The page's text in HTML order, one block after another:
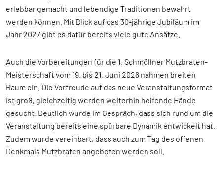
erlebbar gemacht und lebendige Traditionen bewahrt
werden können. Mit Blick auf das 30-jährige Jubiläum im
Jahr 2027 gibt es dafür bereits viele gute Ansätze.
Auch die Vorbereitungen für die 1. Schmöllner Mutzbraten-
Meisterschaft vom 19. bis 21. Juni 2026 nahmen breiten
Raum ein. Die Vorfreude auf das neue Veranstaltungsformat
ist groß, gleichzeitig werden weiterhin helfende Hände
gesucht. Deutlich wurde im Gespräch, dass sich rund um die
Veranstaltung bereits eine spürbare Dynamik entwickelt hat.
Zudem wurde vereinbart, dass auch zum Tag des offenen
Denkmals Mutzbraten angeboten werden soll.